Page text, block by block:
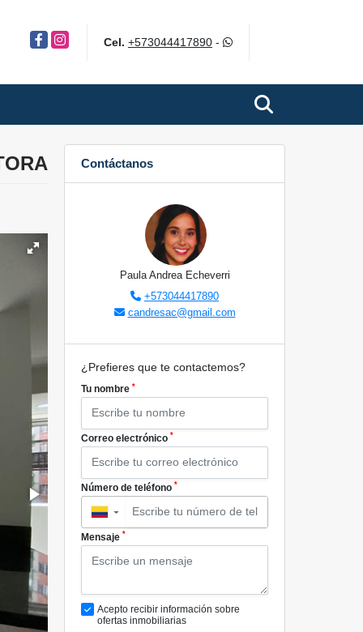
FacebookInstagram Cel. +573044417890-
Contáctanos
Paula Andrea Echeverri
+573044417890
candresac@gmail.com
¿Prefieres que te contactemos?
Tu nombre *
Correo electrónico *
Número de teléfono *
▼
Mensaje *
Acepto recibir información sobre
ofertas inmobiliarias